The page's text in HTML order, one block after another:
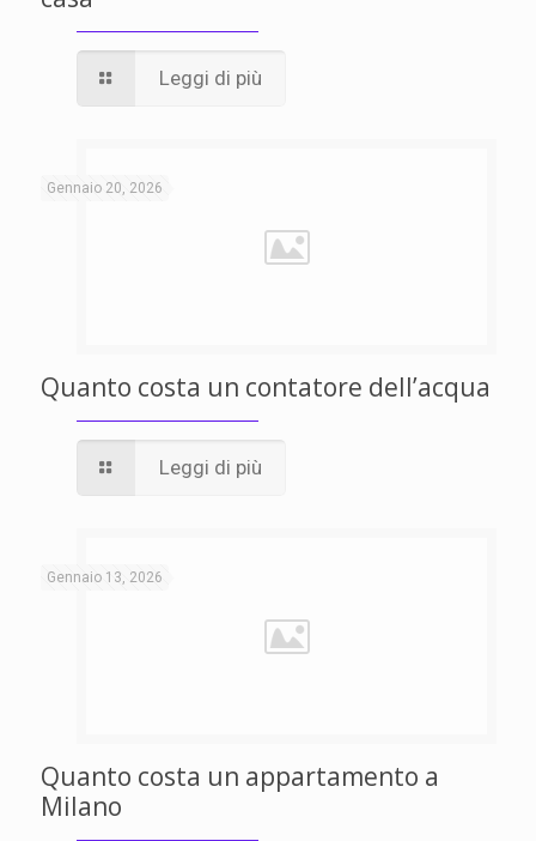
Leggi di più
Gennaio 20, 2026
Quanto costa un contatore dell’acqua
Leggi di più
Gennaio 13, 2026
Quanto costa un appartamento a
Milano